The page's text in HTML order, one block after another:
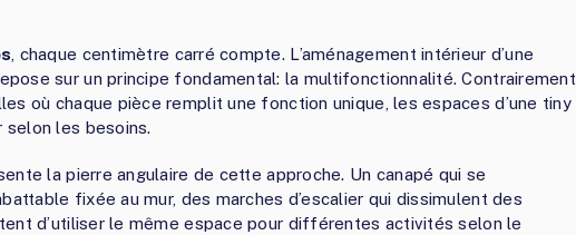
, chaque centimètre carré compte. L’aménagement intérieur d’une
sur un principe fondamental: la multifonctionnalité. Contrairement
où chaque pièce remplit une fonction unique, les espaces d’une tiny
les besoins.
la pierre angulaire de cette approche. Un canapé qui se
fixée au mur, des marches d’escalier qui dissimulent des
d’utiliser le même espace pour différentes activités selon le